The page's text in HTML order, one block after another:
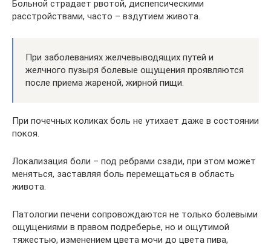
Больной страдает рвотой, диспепсическими
расстройствами, часто – вздутием живота.
При заболеваниях желчевыводящих путей и
желчного пузыря болевые ощущения проявляются
после приема жареной, жирной пищи.
При почечных коликах боль не утихает даже в состоянии
покоя.
Локализация боли – под ребрами сзади, при этом может
меняться, заставляя боль перемещаться в область
живота.
Патологии печени сопровождаются не только болевыми
ощущениями в правом подреберье, но и ощутимой
тяжестью, изменением цвета мочи до цвета пива,